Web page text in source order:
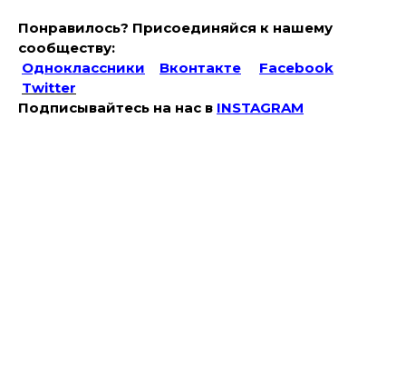
Понравилось? Присоединяйся к нашему
сообществу:
Одноклассники
Вконтакте
Facebook
Twitter
Подписывайтесь на наc в INSTAGRAM